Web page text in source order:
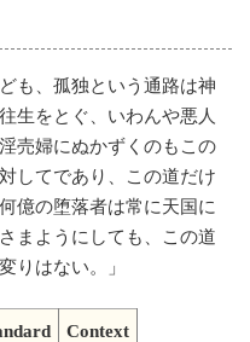
も、孤独という通路は神
生をとぐ、いわんや悪人
売婦にぬかずくのもこの
してであり、この道だけ
億の堕落者は常に天国に
まようにしても、この道
りはない。
」
Context